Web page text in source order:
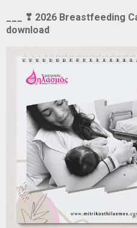
___ ❣ 2026 Breastfeeding
download